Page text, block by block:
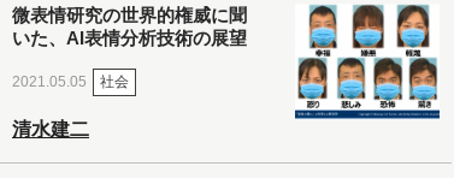
微表情研究の世界的権威に聞
いた、AI表情分析技術の展望
2021.05.05 社会
清水建二